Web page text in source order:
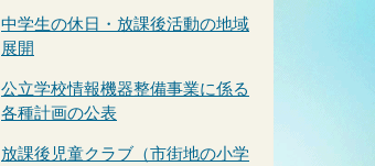
中学生の休日・放課後活動の地域
展開
公立学校情報機器整備事業に係る
各種計画の公表
放課後児童クラブ（市街地の小学